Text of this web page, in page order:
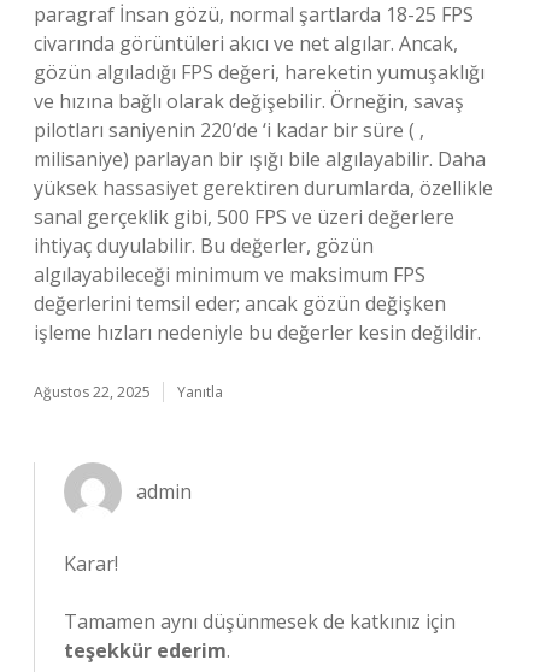
paragraf İnsan gözü, normal şartlarda 18-25 FPS
civarında görüntüleri akıcı ve net algılar. Ancak,
gözün algıladığı FPS değeri, hareketin yumuşaklığı
ve hızına bağlı olarak değişebilir. Örneğin, savaş
pilotları saniyenin 220’de ‘i kadar bir süre ( ,
milisaniye) parlayan bir ışığı bile algılayabilir. Daha
yüksek hassasiyet gerektiren durumlarda, özellikle
sanal gerçeklik gibi, 500 FPS ve üzeri değerlere
ihtiyaç duyulabilir. Bu değerler, gözün
algılayabileceği minimum ve maksimum FPS
değerlerini temsil eder; ancak gözün değişken
işleme hızları nedeniyle bu değerler kesin değildir.
Ağustos 22, 2025 Yanıtla
admin
Karar!
Tamamen aynı düşünmesek de katkınız için
teşekkür ederim.